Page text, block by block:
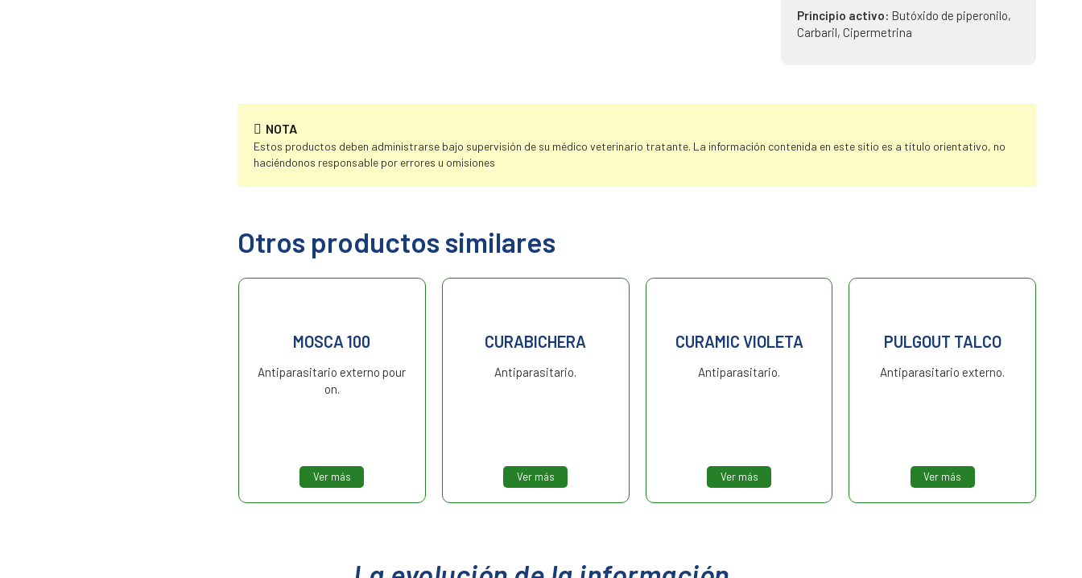
Principio activo: Butóxido de piperonilo,
Carbaril, Cipermetrina
NOTA
Estos productos deben administrarse bajo supervisión de su médico veterinario tratante. La información contenida en este sitio es a título orientativo, no
haciéndonos responsable por errores u omisiones
Otros productos similares
MOSCA 100
Antiparasitario externo pour
on.
Ver más
CURABICHERA
Antiparasitario.
Ver más
CURAMIC VIOLETA
Antiparasitario.
Ver más
PULGOUT TALCO
Antiparasitario externo.
Ver más